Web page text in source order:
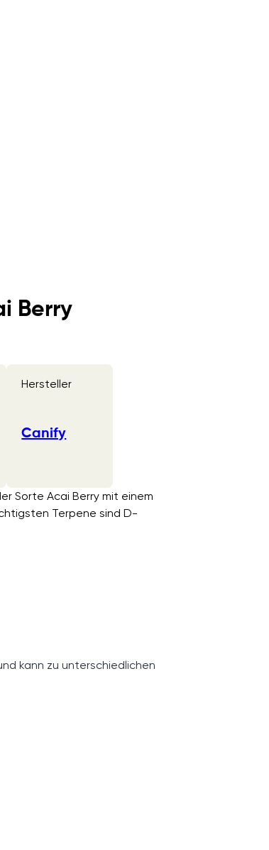
Berry
Hersteller
Canify
Sorte Acai Berry mit einem
Terpene sind D-
kann zu unterschiedlichen